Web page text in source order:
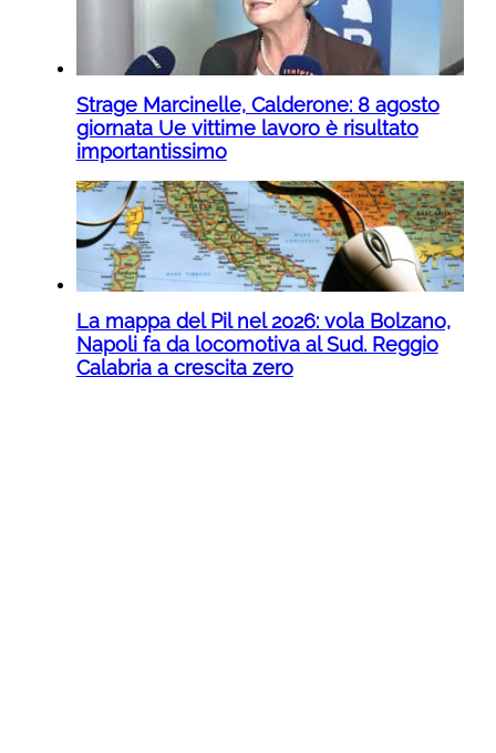
Strage Marcinelle, Calderone: 8 agosto
giornata Ue vittime lavoro è risultato
importantissimo
La mappa del Pil nel 2026: vola Bolzano,
Napoli fa da locomotiva al Sud. Reggio
Calabria a crescita zero